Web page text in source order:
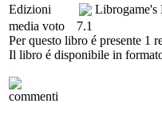
Edizioni
Librogame's
media voto
7.1
Per questo libro é presente 1
Il libro é disponibile in
commenti